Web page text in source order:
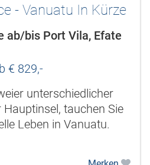
- Vanuatu In Kürze
ab/bis Port Vila, Efate
€ 829,-
unterschiedlicher
Hauptinsel, tauchen Sie
Leben in Vanuatu.